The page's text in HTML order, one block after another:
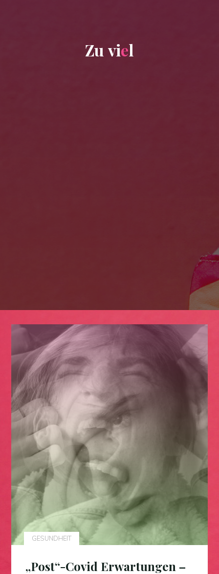
Zu viel
GESUNDHEIT
„Post“-Covid Erwartungen –